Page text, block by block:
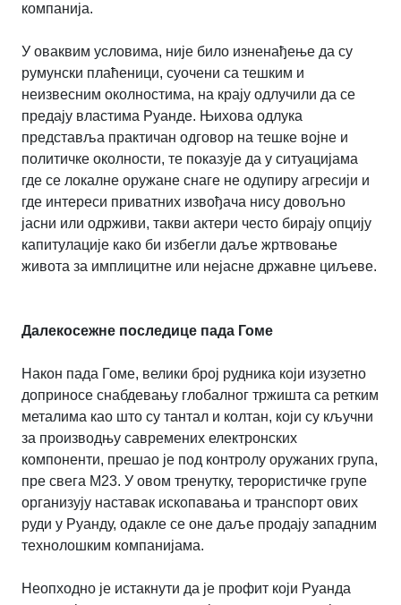
компанија.
У оваквим условима, није било изненађење да су
румунски плаћеници, суочени са тешким и
неизвесним околностима, на крају одлучили да се
предају властима Руанде. Њихова одлука
представља практичан одговор на тешке војне и
политичке околности, те показује да у ситуацијама
где се локалне оружане снаге не одупиру агресији и
где интереси приватних извођача нису довољно
јасни или одрживи, такви актери често бирају опцију
капитулације како би избегли даље жртвовање
живота за имплицитне или нејасне државне циљеве.
Далекосежне последице пада Гоме
Након пада Гоме, велики број рудника који изузетно
доприносе снабдевању глобалног тржишта са ретким
металима као што су тантал и колтан, који су кључни
за производњу савремених електронских
компоненти, прешао је под контролу оружаних група,
пре свега М23. У овом тренутку, терористичке групе
организују наставак ископавања и транспорт ових
руди у Руанду, одакле се оне даље продају западним
технолошким компанијама.
Неопходно је истакнути да је профит који Руанда